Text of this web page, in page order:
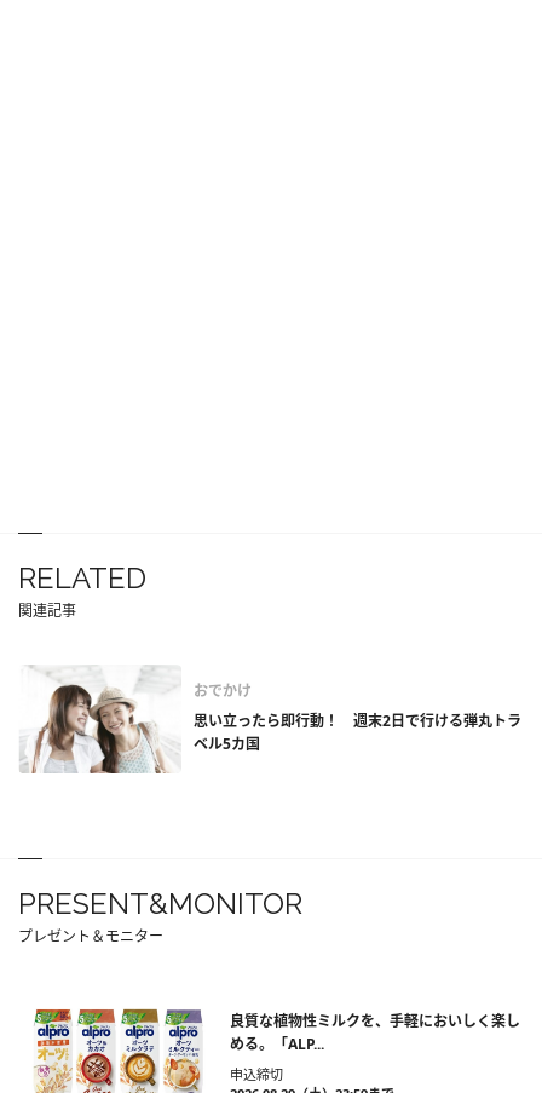
RELATED
関連記事
おでかけ
思い立ったら即行動！ 週末2日で行ける弾丸トラ
ベル5カ国
PRESENT&MONITOR
プレゼント＆モニター
良質な植物性ミルクを、手軽においしく楽し
める。「ALP...
申込締切